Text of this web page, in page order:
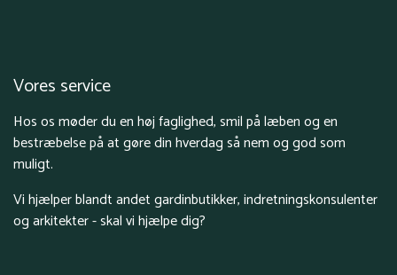
Vores service
Hos os møder du en høj faglighed, smil på læben og en
bestræbelse på at gøre din hverdag så nem og god som
muligt.
Vi hjælper blandt andet gardinbutikker, indretningskonsulenter
og arkitekter - skal vi hjælpe dig?